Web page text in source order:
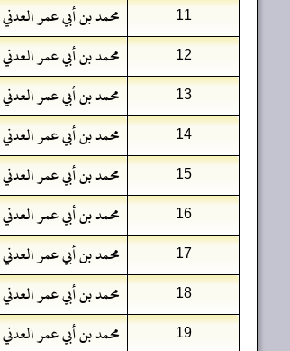
11 محمد بن أبي عمر العدني
12 محمد بن أبي عمر العدني
13 محمد بن أبي عمر العدني
14 محمد بن أبي عمر العدني
15 محمد بن أبي عمر العدني
16 محمد بن أبي عمر العدني
17 محمد بن أبي عمر العدني
18 محمد بن أبي عمر العدني
19 محمد بن أبي عمر العدني